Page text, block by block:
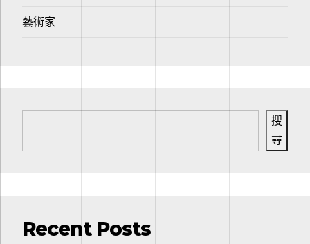
藝術家
搜
尋
Recent Posts